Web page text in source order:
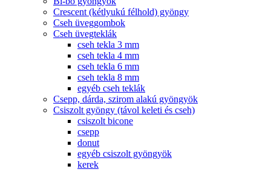
Crescent (kétlyukú félhold) gyöngy
Cseh üveggombok
Cseh üvegteklák
cseh tekla 3 mm
cseh tekla 4 mm
cseh tekla 6 mm
cseh tekla 8 mm
egyéb cseh teklák
Csepp, dárda, szirom alakú gyöngyök
Csiszolt gyöngy (távol keleti és cseh)
csiszolt bicone
csepp
donut
egyéb csiszolt gyöngyök
kerek